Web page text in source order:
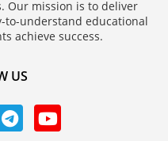
Our mission is to deliver
to-understand educational
achieve success.
US